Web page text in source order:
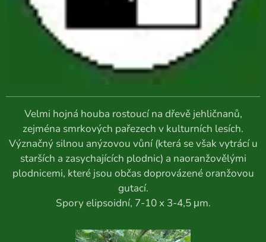
Velmi hojná houba rostoucí na dřevě jehličnanů,
zejména smrkových pařezech v kulturních lesích.
Význačný silnou anýzovou vůní (která se však vytrácí u
starších a zasychajících plodnic) a naoranžovělými
plodnicemi, které jsou občas doprovázené oranžovou
gutací.
Spory elipsoidní, 7-10 x 3-4,5 μm.